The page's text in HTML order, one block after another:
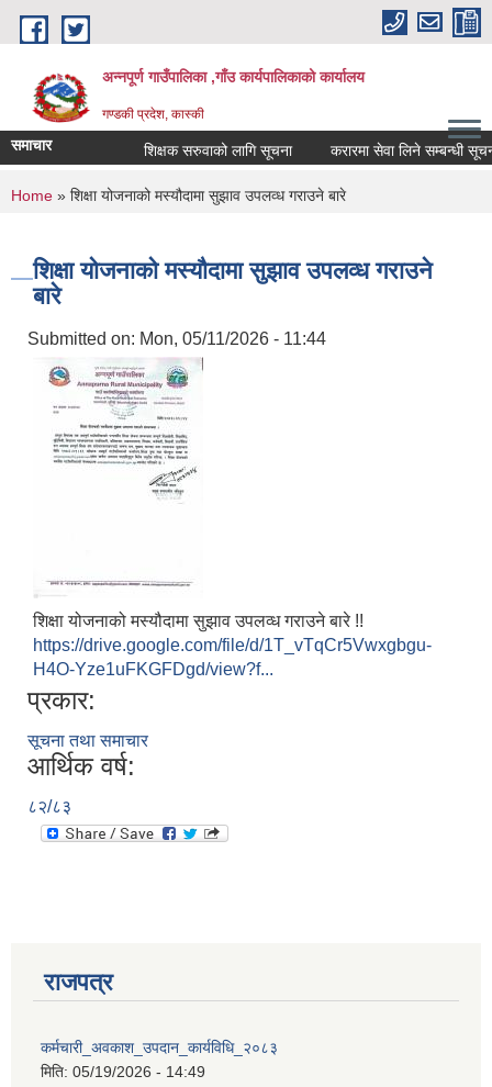
Skip to main content
अन्नपूर्ण गाउँपालिका ,गाँउ कार्यपालिकाको कार्यालय
गण्डकी प्रदेश, कास्की
समाचार शिक्षक सरुवाको लागि सूचना करारमा सेवा लिने सम्बन्धी सूचना
You are here
Home » शिक्षा योजनाको मस्यौदामा सुझाव उपलव्ध गराउने बारे
शिक्षा योजनाको मस्यौदामा सुझाव उपलव्ध गराउने
बारे
Submitted on: Mon, 05/11/2026 - 11:44
शिक्षा योजनाको मस्यौदामा सुझाव उपलव्ध गराउने बारे !!
https://drive.google.com/file/d/1T_vTqCr5Vwxgbgu-
H4O-Yze1uFKGFDgd/view?f...
प्रकार:
सूचना तथा समाचार
आर्थिक वर्ष:
८२/८३
राजपत्र
कर्मचारी_अवकाश_उपदान_कार्यविधि_२०८३
मिति: 05/19/2026 - 14:49